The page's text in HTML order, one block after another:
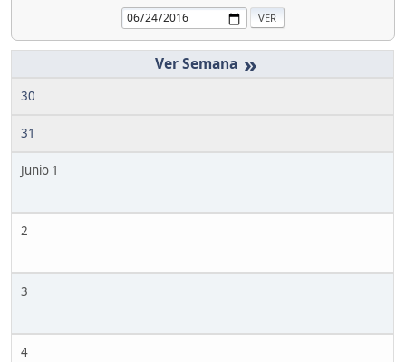
»
30
31
Junio 1
2
3
4